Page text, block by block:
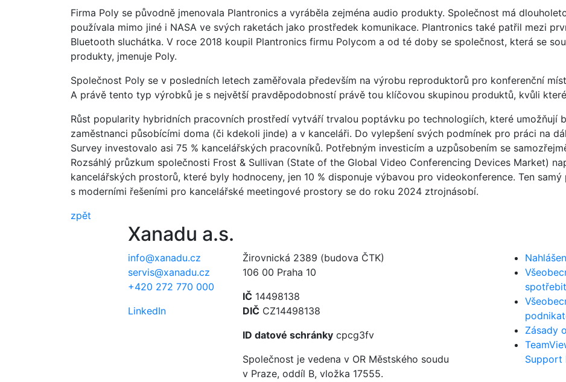
Firma Poly se původně jmenovala Plantronics a vyráběla zejména audio produkty. Společnost má
používala mimo jiné i NASA ve svých raketách jako prostředek komunikace. Plantronics také patřil mezi
Bluetooth sluchátka. V roce 2018 koupil Plantronics firmu Polycom a od té doby se společnost, která se
produkty, jmenuje Poly.
Společnost Poly se v posledních letech zaměřovala především na výrobu reproduktorů pro konferenční
A právě tento typ výrobků je s největší pravděpodobností právě tou klíčovou skupinou produktů, kvůli
Růst popularity hybridních pracovních prostředí vytváří trvalou poptávku po technologiích, které umožňují
zaměstnanci působícími doma (či kdekoli jinde) a v kanceláři. Do vylepšení svých podmínek pro práci na
Survey investovalo asi 75 % kancelářských pracovníků. Potřebným investicím a uzpůsobením se
Rozsáhlý průzkum společnosti Frost & Sullivan (State of the Global Video Conferencing Devices Market)
kancelářských prostorů, které byly hodnoceny, jen 10 % disponuje výbavou pro videokonference. Ten
s moderními řešeními pro kancelářské meetingové prostory se do roku 2024 ztrojnásobí.
zpět
Xanadu a.s.
info@xanadu.cz
servis@xanadu.cz
+420 272 770 000
LinkedIn
Žirovnická 2389 (budova ČTK)
106 00 Praha 10
IČ 14498138
DIČ CZ14498138
ID datové schránky cpcg3fv
Společnost je vedena v OR Městského soudu
v Praze, oddíl B, vložka 17555.
Zásady
Support